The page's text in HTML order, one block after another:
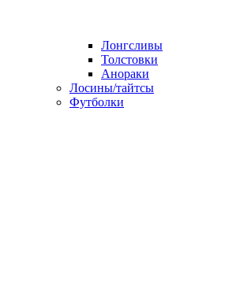
Лонгсливы
Толстовки
Анораки
Лосины/тайтсы
Футболки